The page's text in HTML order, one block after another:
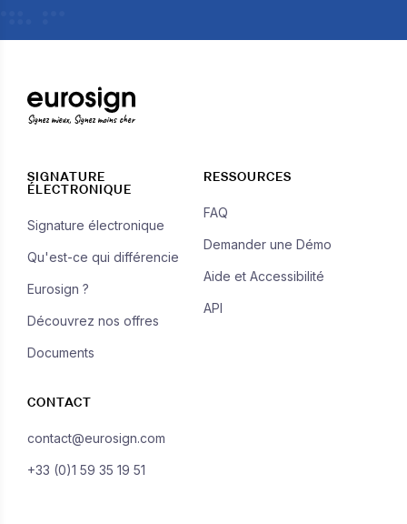
Signez mieux, Signez moins cher
SIGNATURE
ÉLECTRONIQUE
Signature électronique
Qu'est-ce qui différencie
Eurosign ?
Découvrez nos offres
Documents
RESSOURCES
FAQ
Demander une Démo
Aide et Accessibilité
API
CONTACT
contact@eurosign.com
+33 (0)1 59 35 19 51